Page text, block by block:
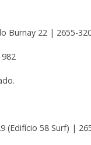
Burnay 22 | 2655-
(Edifício 58 Surf) |